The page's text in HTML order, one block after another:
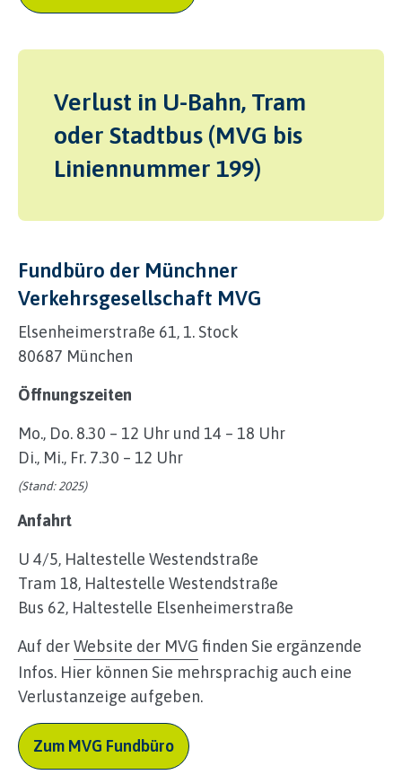
Verlust in U-Bahn, Tram
oder Stadtbus (MVG bis
Liniennummer 199)
Fundbüro der Münchner
Verkehrsgesellschaft MVG
Elsenheimerstraße 61, 1. Stock
80687 München
Öffnungszeiten
Mo., Do. 8.30 – 12 Uhr und 14 – 18 Uhr
Di., Mi., Fr. 7.30 – 12 Uhr
(Stand: 2025)
Anfahrt
U 4/5, Haltestelle Westendstraße
Tram 18, Haltestelle Westendstraße
Bus 62, Haltestelle Elsenheimerstraße
Auf derWebsite der MVG finden Sie ergänzende
Infos. Hier können Sie mehrsprachig auch eine
Verlustanzeige aufgeben.
Zum MVG Fundbüro